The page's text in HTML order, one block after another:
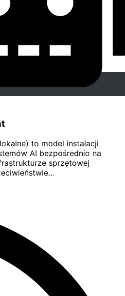
to model instalacji
AI bezpośrednio na
sprzętowej